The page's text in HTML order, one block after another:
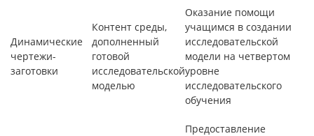
Динамические
чертежи-
заготовки
Контент среды,
дополненный
готовой
исследовательской
моделью
Оказание помощи
учащимся в создании
исследовательской
модели на четвертом
уровне
исследовательского
обучения
Предоставление